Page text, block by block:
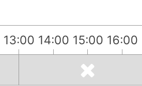
13:00 14:00 15:00 16:00